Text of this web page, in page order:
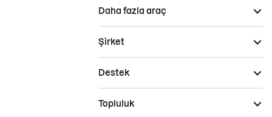
Daha fazla araç
Şirket
Destek
Topluluk